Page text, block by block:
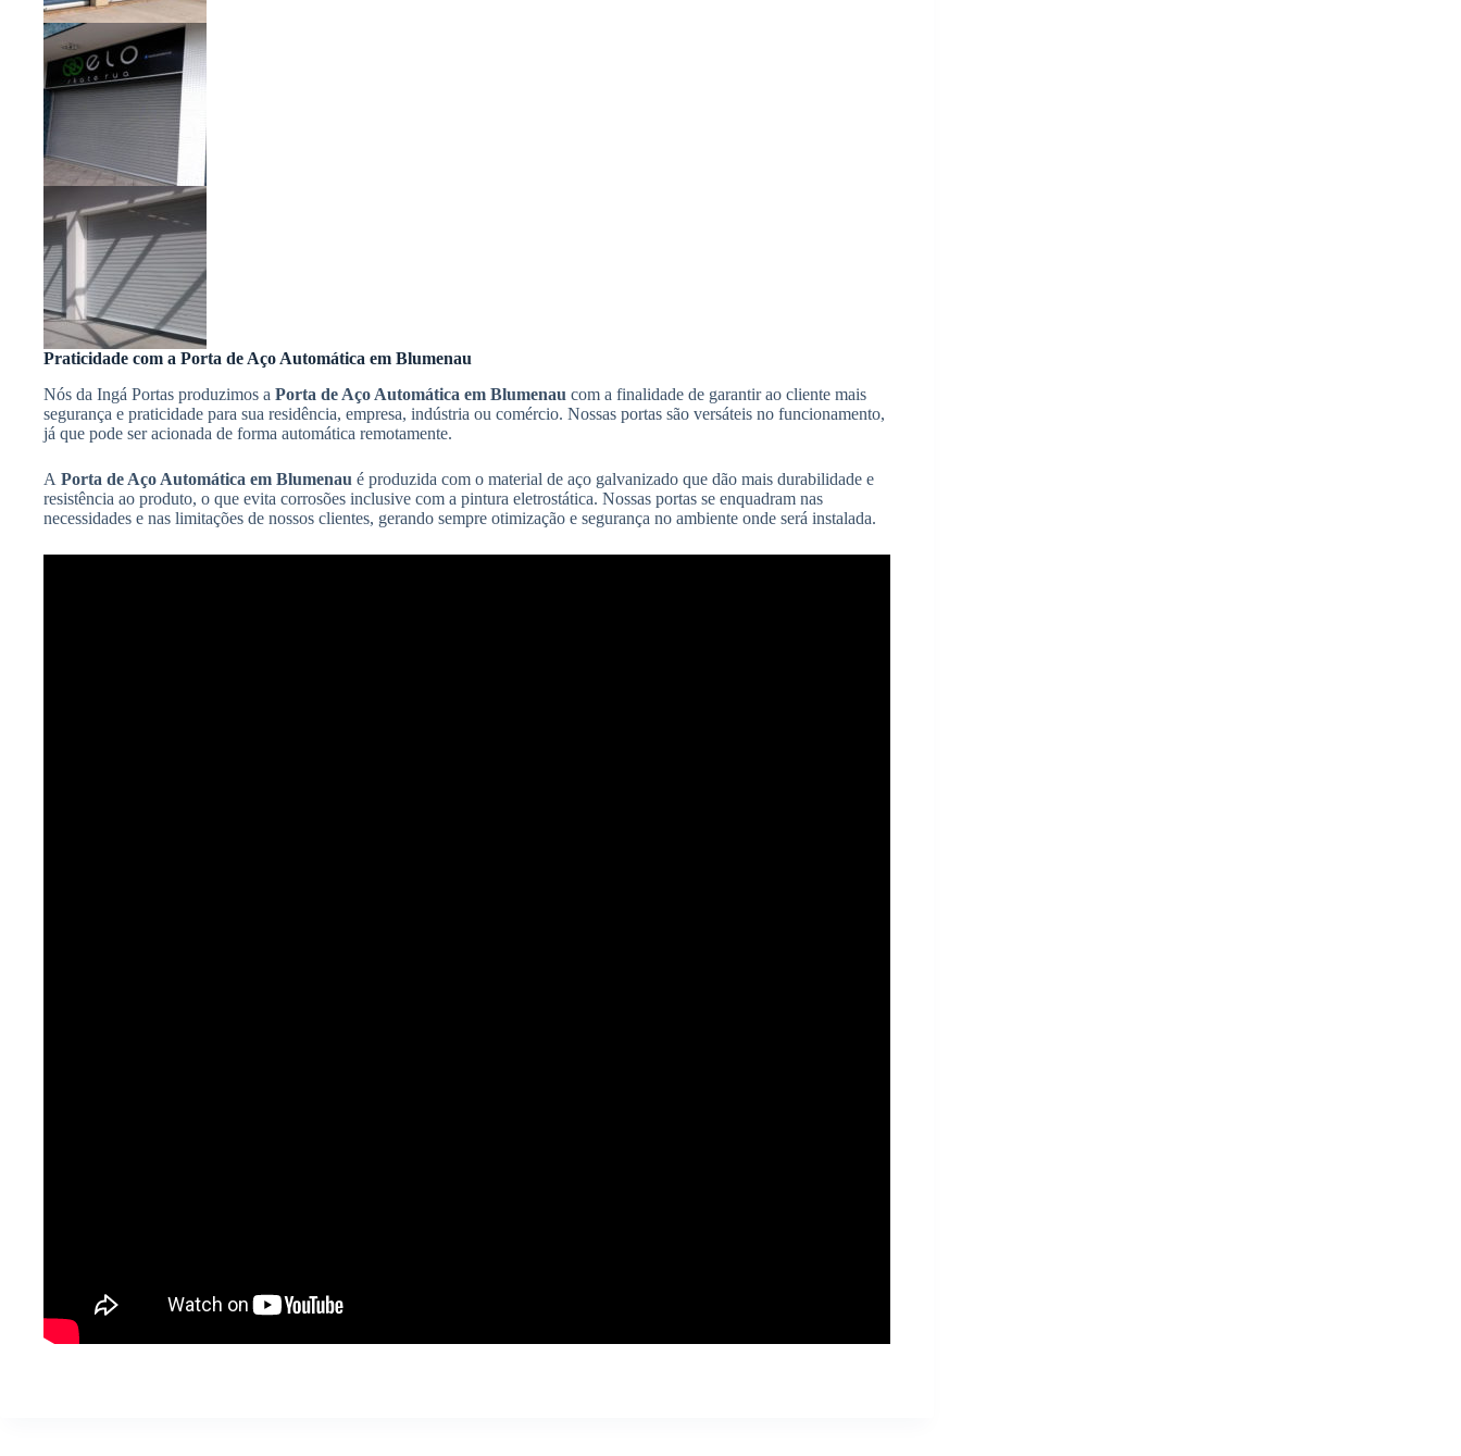
Praticidade com a Porta de Aço Automática em Blumenau
Nós da Ingá Portas produzimos a Porta de Aço Automática em Blumenau com a finalidade de garantir ao cliente mais
segurança e praticidade para sua residência, empresa, indústria ou comércio. Nossas portas são versáteis no funcionamento,
já que pode ser acionada de forma automática remotamente.
A Porta de Aço Automática em Blumenau é produzida com o material de aço galvanizado que dão mais durabilidade e
resistência ao produto, o que evita corrosões inclusive com a pintura eletrostática. Nossas portas se enquadram nas
necessidades e nas limitações de nossos clientes, gerando sempre otimização e segurança no ambiente onde será instalada.